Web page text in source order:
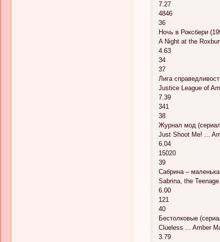
7.27
4846
36
Ночь в Роксбери
A Night at the
4.63
34
37
Лига
Justice League of
7.39
341
38
Журнал мод
Just Shoot Me! ...
6.04
15020
39
Сабрина –
Sabrina, the
6.00
121
40
Бестолковые
Clueless ... Amber
3.79